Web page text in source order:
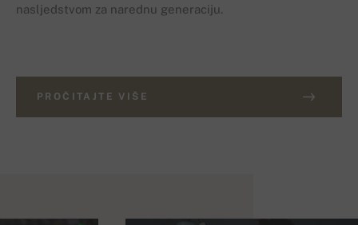
nasljedstvom za narednu generaciju.
PROČITAJTE VIŠE